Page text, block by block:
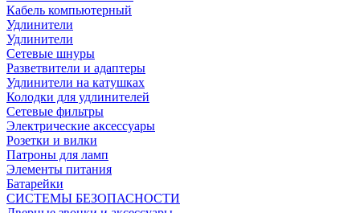
Кабель компьютерный
Удлинители
Удлинители
Сетевые шнуры
Разветвители и адаптеры
Удлинители на катушках
Колодки для удлинителей
Сетевые фильтры
Электрические аксессуары
Розетки и вилки
Патроны для ламп
Элементы питания
Батарейки
СИСТЕМЫ БЕЗОПАСНОСТИ